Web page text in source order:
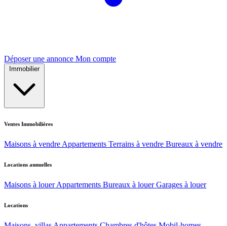
Déposer une annonce Mon compte
Immobilier
Ventes Immobilières
Maisons à vendre Appartements Terrains à vendre Bureaux à vendre
Locations annuelles
Maisons à louer Appartements Bureaux à louer Garages à louer
Locations